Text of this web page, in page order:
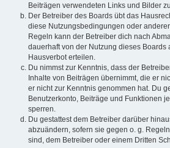
Beiträgen verwendeten Links und Bilder
Der Betreiber des Boards übt das
diese Nutzungsbedingungen oder
Regeln kann der Betreiber dich nach
dauerhaft von der Nutzung dieses Boards
Hausverbot erteilen.
Du nimmst zur Kenntnis, dass der
Inhalte von Beiträgen übernimmt, die er
er nicht zur Kenntnis genommen hat. Du
Benutzerkonto, Beiträge und Funktionen
sperren.
Du gestattest dem Betreiber darüber
abzuändern, sofern sie gegen o. g.
sind, dem Betreiber oder einem Dritten